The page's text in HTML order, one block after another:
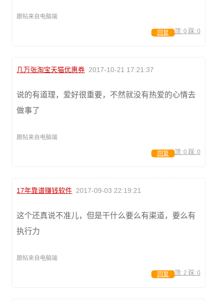
跟帖来自电脑端
顶: 0 踩: 0
回复
几万张淘宝天猫优惠券 2017-10-21 17:21:37
说的有道理，爱好很重要，不然就没有热爱的心情去
做事了
跟帖来自电脑端
顶: 0 踩: 0
回复
17年靠谱赚钱软件 2017-09-03 22:19:21
这个还真说不准儿，但是干什么要么有渠道，要么有
执行力
跟帖来自电脑端
顶: 2 踩: 0
回复